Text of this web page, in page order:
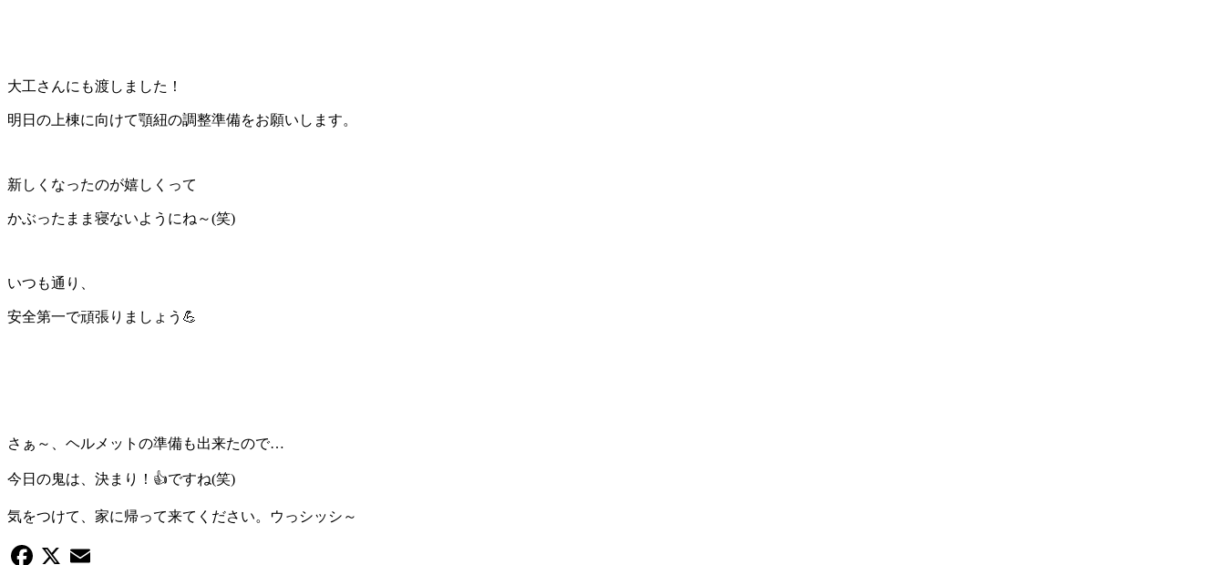
大工さんにも渡しました！
明日の上棟に向けて顎紐の調整準備をお願いします。
新しくなったのが嬉しくって
かぶったまま寝ないようにね～(笑)
いつも通り、
安全第一で頑張りましょう💪
さぁ～、ヘルメットの準備も出来たので…
今日の鬼は、決まり！👍ですね(笑)
気をつけて、家に帰って来てください。ウっシッシ～